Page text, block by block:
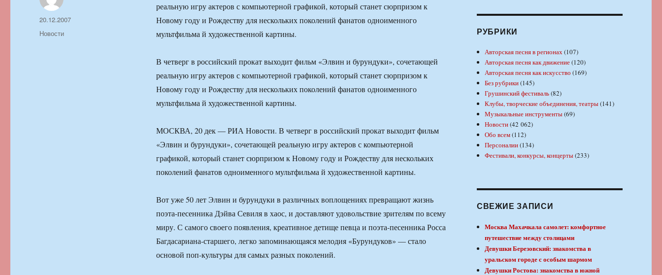
реальную игру актеров с компьютерной графикой, который станет сюрпризом к
Новому году и Рождеству для нескольких поколений фанатов одноименного
мультфильма й художественной картины.
В четверг в российский прокат выходит фильм «Элвин и бурундуки», сочетающей
реальную игру актеров с компьютерной графикой, который станет сюрпризом к
Новому году и Рождеству для нескольких поколений фанатов одноименного
мультфильма й художественной картины.
МОСКВА, 20 дек — РИА Новости. В четверг в российский прокат выходит фильм
«Элвин и бурундуки», сочетающей реальную игру актеров с компьютерной
графикой, который станет сюрпризом к Новому году и Рождеству для нескольких
поколений фанатов одноименного мультфильма й художественной картины.
Вот уже 50 лет Элвин и бурундуки в различных воплощениях превращают жизнь
поэта-песенника Дэйва Севиля в хаос, и доставляют удовольствие зрителям по всему
миру. С самого своего появления, креативное детище певца и поэта-песенника Росса
Багдасариана-старшего, легко запоминающаяся мелодия «Бурундуков» — стало
основой поп-культуры для самых разных поколений.
Автор
Опубликовано
20.12.2007
Рубрики
Новости РУБРИКИ
Авторская песня в регионах(107)
Авторская песня как движение(120)
Авторская песня как искусство (169)
Без рубрики(145)
Грушинский фестиваль(82)
Клубы, творческие объединения, театры(141)
Музыкальные инструменты(69)
Новости(42 062)
Обо всем(112)
Персоналии(134)
Фестивали, конкурсы, концерты(233)
СВЕЖИЕ ЗАПИСИ
Москва Махачкала самолет: комфортное
путешествие между столицами
Девушки Березовский: знакомства в
уральском городе с особым шармом
Девушки Ростова: знакомства в южной